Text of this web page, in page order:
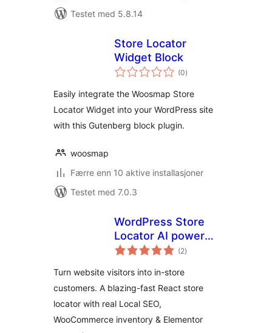
Testet med 5.8.14
Store Locator
Widget Block
(0totale
vurderinger
)
Easily integrate the Woosmap Store
Locator Widget into your WordPress site
with this Gutenberg block plugin.
woosmap
Færre enn 10 aktive installasjoner
Testet med 7.0.3
WordPress Store
Locator AI powered
– Elementor – Fast
(2totale
vurderinger
)
Turn website visitors into in-store
customers. A blazing-fast React store
locator with real Local SEO,
WooCommerce inventory & Elementor